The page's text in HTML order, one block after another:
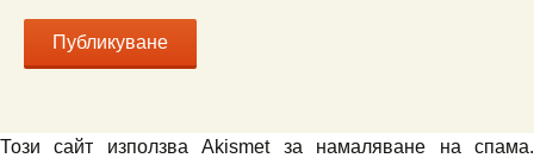
Този сайт използва Akismet за намаляване на спама.